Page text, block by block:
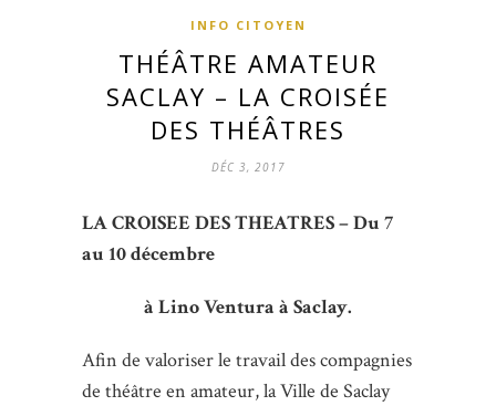
INFO CITOYEN
THÉÂTRE AMATEUR
SACLAY – LA CROISÉE
DES THÉÂTRES
DÉC 3, 2017
LA CROISEE DES THEATRES – Du 7
au 10 décembre
à Lino Ventura à Saclay.
Afin de valoriser le travail des compagnies
de théâtre en amateur, la Ville de Saclay